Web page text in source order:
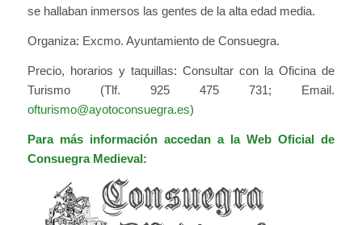
se hallaban inmersos las gentes de la alta edad media.
Organiza: Excmo. Ayuntamiento de Consuegra.
Precio, horarios y taquillas: Consultar con la Oficina de
Turismo (Tlf. 925 475 731; Email.
ofturismo@ayotoconsuegra.es)
Para más información accedan a la Web Oficial de
Consuegra Medieval: